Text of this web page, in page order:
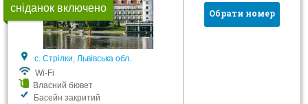
сніданок включено
с. Стрілки, Львівська обл.
Wi-Fi
Власний бювет
Басейн закритий
Обрати номер
Приватна садиба
Готель
Без харчування
Сніданок
Півпансіон
Повний пансіон
Шведський стіл